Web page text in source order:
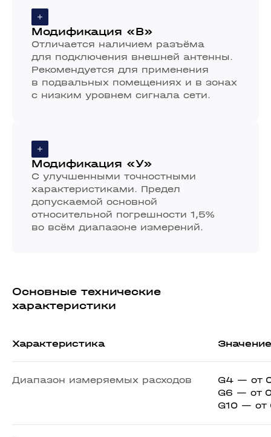
Модификация «B»
Отличается наличием разъёма
для подключения внешней антенны.
Рекомендуется для применения
в подвальных помещениях и в зонах
с низким уровнем сигнала сети.
Модификация «У»
С улучшенными точностными
характеристиками. Предел
допускаемой основной
относительной погрешности 1,5%
во всём диапазоне измерений.
Основные технические
характеристики
Характеристика Значение
Диапазон измеряемых расходов
G4 — от
G6 — от
G10 — от